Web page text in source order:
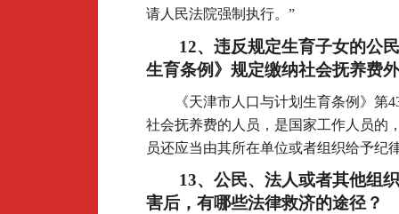
请人民法院强制执行。”
12、违反规定生育子女的公
生育条例》规定缴纳社会抚养费
《天津市人口与计划生育条例》第
社会抚养费的人员，是国家工作人员的
员还应当由其所在单位或者组织给予纪
13、公民、法人或者其他组
害后，有哪些法律救济的途径？